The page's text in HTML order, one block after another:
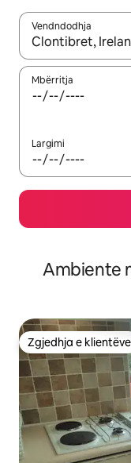
Vendndodhja
Kur rezultatet të
Mbërritja
Largimi
Ambiente
Zgjedhja e klientëve
Zgjedhja e klientëve